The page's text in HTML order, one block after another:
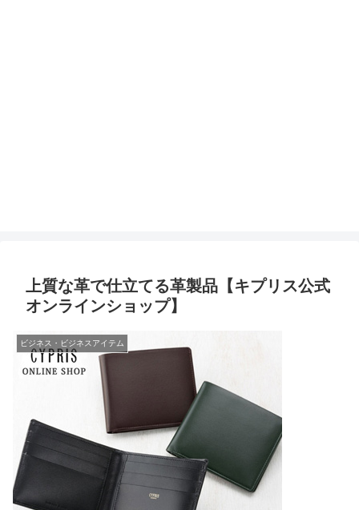
上質な革で仕立てる革製品【キプリス公式
オンラインショップ】
ビジネス・ビジネスアイテム